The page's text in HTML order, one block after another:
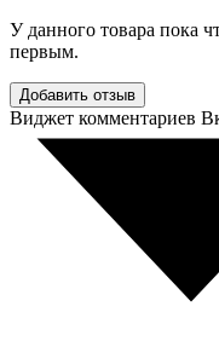
У данного товара пока
первым.
Добавить отзыв
Виджет комментариев